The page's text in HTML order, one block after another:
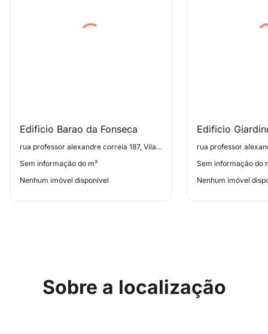
Edificio Barao da Fonseca
rua professor alexandre correia 187, Vila Andrade
Sem informação do m²
Nenhum imóvel disponível
Edificio
Sem informação do
Nenhum imóvel
Sobre a localização